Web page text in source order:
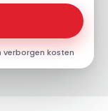
verborgen kosten